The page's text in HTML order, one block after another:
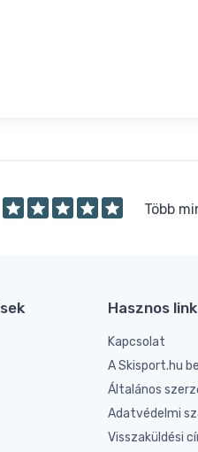
Több
Hasznos
Kapcsolat
A Skisport.hu
Általános
Adatvédelmi
Visszaküldési